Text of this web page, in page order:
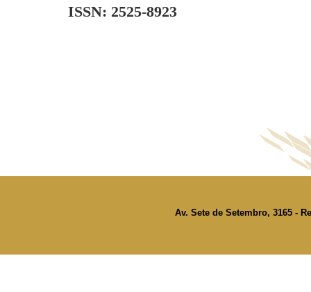
ISSN: 2525-8923
Av. Sete de Setembro, 3165 -